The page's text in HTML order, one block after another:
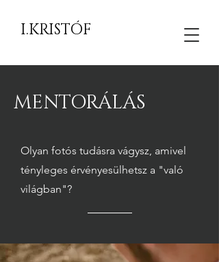
I.KRISTÓF
MENTORÁLÁS
Olyan fotós tudásra vágysz, amivel
tényleges érvényesülhetsz a "való
világban"?